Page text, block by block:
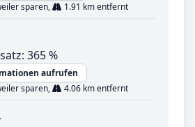
sparen,
1.91 km entfernt
365 %
aufrufen
sparen,
4.06 km entfernt